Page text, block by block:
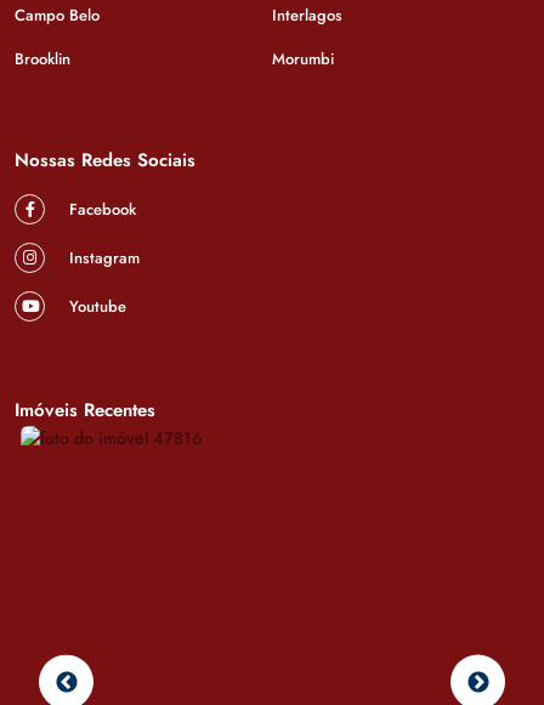
Campo Belo
Interlagos
Brooklin
Morumbi
Nossas Redes Sociais
Facebook
Instagram
Youtube
Imóveis Recentes